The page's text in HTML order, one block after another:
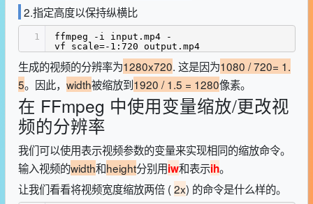
2.指定高度以保持纵横比
1
ffmpeg -i input.mp4 -
vf scale=-1:720 output.mp4
生成的视频的分辨率为1280x720. 这是因为1080 / 720= 1.
5。因此， width被缩放到1920 / 1.5 = 1280像素。
在 FFmpeg 中使用变量缩放/更改视
频的分辨率
我们可以使用表示视频参数的变量来实现相同的缩放命令。
输入视频的width和height分别用iw和表示ih。
让我们看看将视频宽度缩放两倍 (2x) 的命令是什么样的。